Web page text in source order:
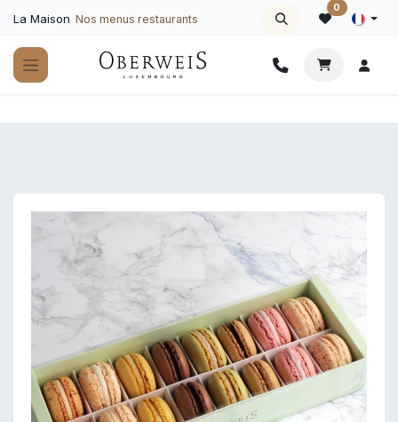
La Maison Nos menus restaurants
0